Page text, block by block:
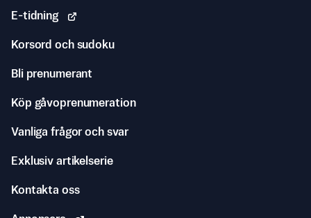
E-tidning
Korsord och sudoku
Bli prenumerant
Köp gåvoprenumeration
Vanliga frågor och svar
Exklusiv artikelserie
Kontakta oss